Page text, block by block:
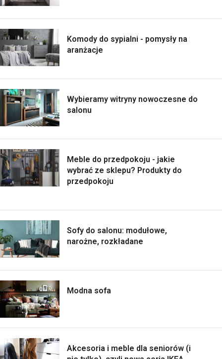
Komody do sypialni - pomysły na
aranżacje
Wybieramy witryny nowoczesne do
salonu
Meble do przedpokoju - jakie
wybrać ze sklepu? Produkty do
przedpokoju
Sofy do salonu: modułowe,
narożne, rozkładane
Modna sofa
Akcesoria i meble dla seniorów (i